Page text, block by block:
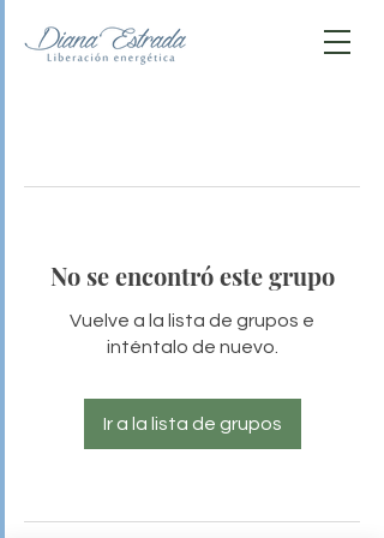
No se encontró este grupo
Vuelve a la lista de grupos e
inténtalo de nuevo.
Ir a la lista de grupos